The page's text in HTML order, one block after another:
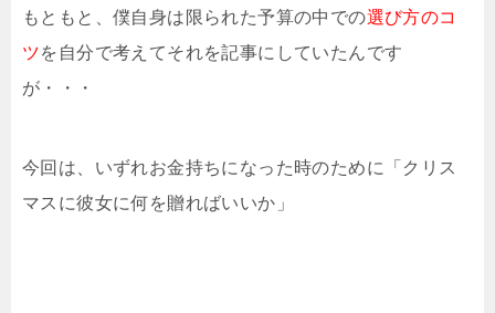
もともと、僕自身は限られた予算の中での選び方のコ
ツを自分で考えてそれを記事にしていたんです
が・・・
今回は、いずれお金持ちになった時のために「クリス
マスに彼女に何を贈ればいいか」